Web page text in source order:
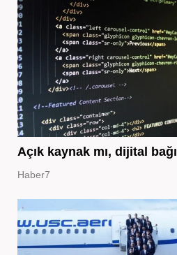
Açık kaynak mı, dijital
Haber7